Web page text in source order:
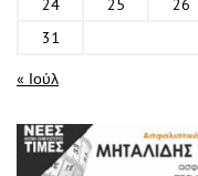
24
25 26
31
« Ιούλ